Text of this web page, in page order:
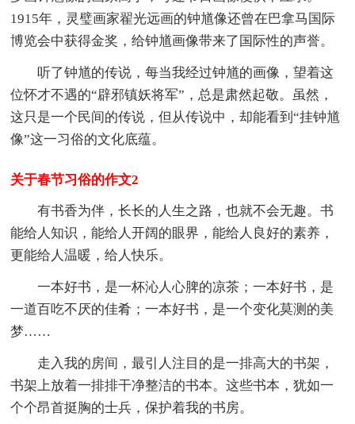
1915年，灵璧画家翟光远画的钟馗像还曾在巴拿马国际
博览会中获得金奖，给钟馗画像带来了国际性的声誉。
听了钟馗的传说，每当我经过钟馗的画像，望着这
位怀才不遇的“辟邪镇妖将军”，总是肃然起敬。虽然，
这只是一个民间的传说，但从传说中，却能看到“挂钟馗
像”这一习俗的文化底蕴。
关于春节习俗的作文2
有书香为伴，长长的人生之路，也就不会无趣。书
能给人知识，能给人开阔的眼界，能给人良好的素养，
更能给人温暖，给人快乐。
一本好书，是一杯沁人心脾的凉茶；一本好书，是
一道百吃不厌的佳肴；一本好书，是一个变化莫测的美
梦……
走入我的房间，最引人注目的是一排高大的书架，
书架上放着一排排干净整洁的书本。这些书本，犹如一
个个昂首挺胸的士兵，保护着我的书房。